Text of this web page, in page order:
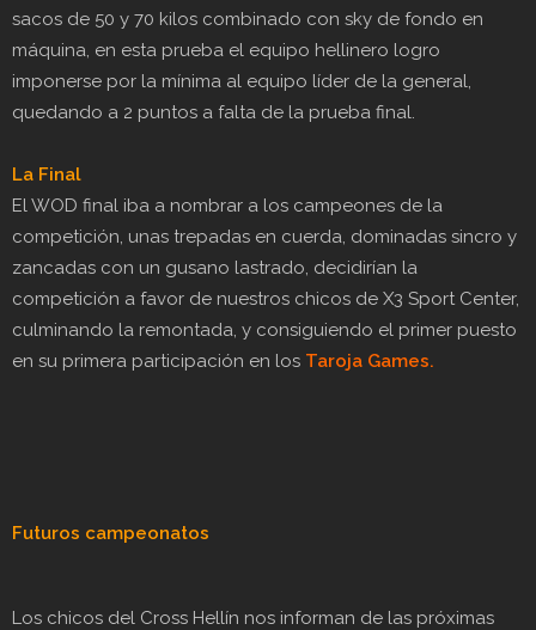
sacos de 50 y 70 kilos combinado con sky de fondo en
máquina, en esta prueba el equipo hellinero logro
imponerse por la mínima al equipo líder de la general,
quedando a 2 puntos a falta de la prueba final.
La Final
El WOD final iba a nombrar a los campeones de la
competición, unas trepadas en cuerda, dominadas sincro y
zancadas con un gusano lastrado, decidirían la
competición a favor de nuestros chicos de X3 Sport Center,
culminando la remontada, y consiguiendo el primer puesto
en su primera participación en los Taroja Games.
Futuros campeonatos
Los chicos del Cross Hellín nos informan de las próximas